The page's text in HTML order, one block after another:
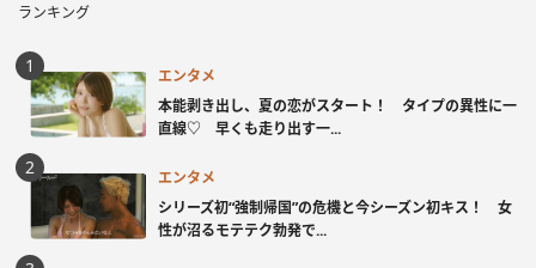
ランキング
エンタメ
本能剥き出し、夏の恋がスタート！ タイプの異性に一
直線♡ 早くも走り出す一...
エンタメ
シリーズ初“強制帰国”の危機と今シーズン初キス！ 女
性が沼るモテテク勃発で...